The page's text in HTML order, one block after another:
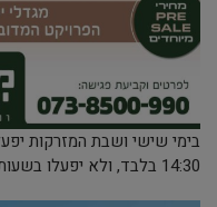
14:30 בלבד, ולא יפעלו בשעות אחר הצהריים כפי שהיה עד היום.